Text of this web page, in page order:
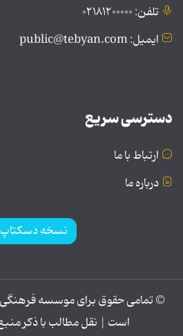
تلفن: ۰۲۱۸۱۲۰۰۰۰۰
ایمیل: public@tebyan.com
دسترسی سریع
ارتباط با ما
درباره ما
نسخه دسکتاپ
© تمامی حقوق برای موسسه
است | نقل مطالب با ذکر